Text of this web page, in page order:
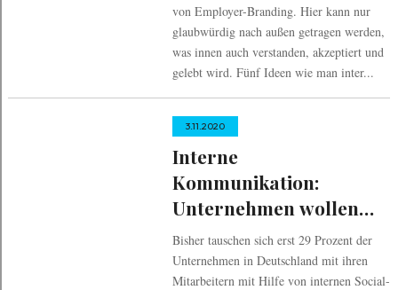
von Employer-Branding. Hier kann nur
glaubwürdig nach außen getragen werden,
was innen auch verstanden, akzeptiert und
gelebt wird. Fünf Ideen wie man inter...
3.11.2020
Interne
Kommunikation:
Unternehmen wollen
auf Social Intranet
setzen
Bisher tauschen sich erst 29 Prozent der
Unternehmen in Deutschland mit ihren
Mitarbeitern mit Hilfe von internen Social-